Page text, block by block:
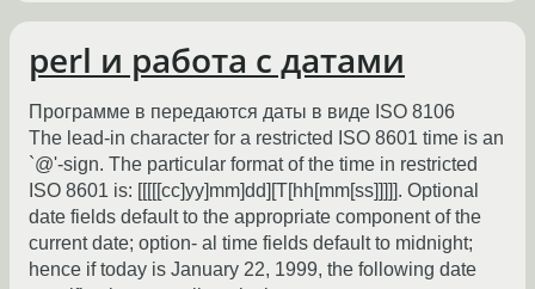
perl и работа с датами
Программе в передаются даты в виде ISO 8106
The lead-in character for a restricted ISO 8601 time is an
`@'-sign. The particular format of the time in restricted
ISO 8601 is: [[[[[cc]yy]mm]dd][T[hh[mm[ss]]]]]. Optional
date fields default to the appropriate component of the
current date; option- al time fields default to midnight;
hence if today is January 22, 1999, the following date